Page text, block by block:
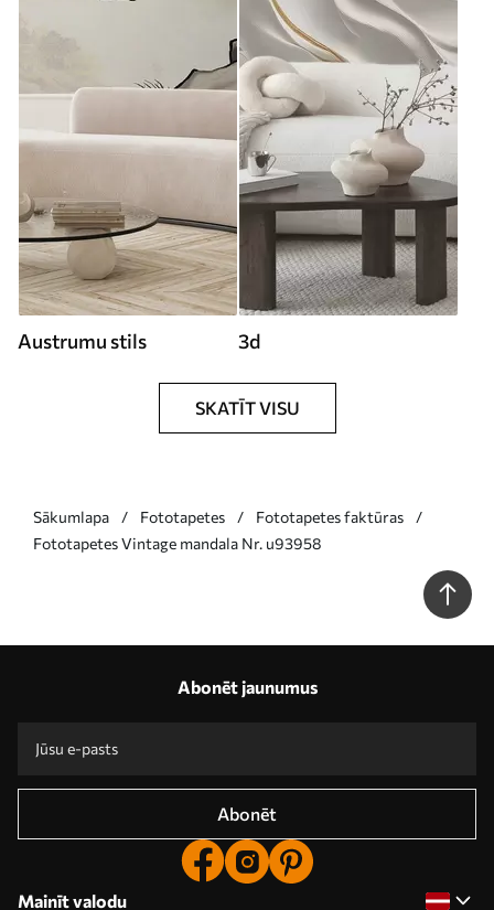
Austrumu stils 3d
SKATĪT VISU
Sākumlapa Fototapetes
Fototapetes faktūras
Fototapetes Vintage mandala Nr. u93958
Abonēt jaunumus
Abonēt
Mainīt valodu